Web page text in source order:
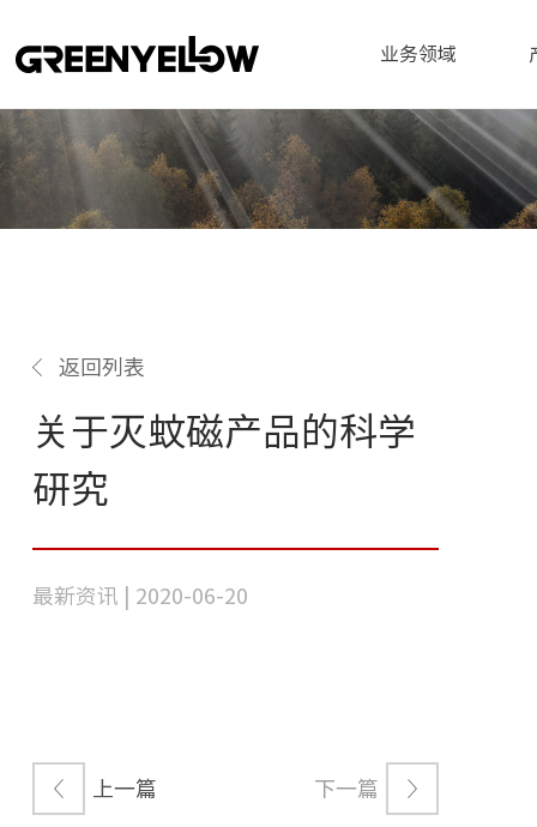
业务领域
返回列表
关于灭蚊磁产品的科学
研究
最新资讯 | 2020-06-20
上一篇 下一篇